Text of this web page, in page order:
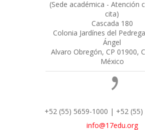
(Sede académica - Atención
cita)
Cascada 180
Colonia Jardínes del
Ángel
Alvaro Obregón, CP 01900,
México
+52 (55) 5659-1000 | +52 (55)
info@17edu.org